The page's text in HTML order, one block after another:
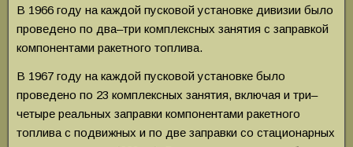
В 1966 году на каждой пусковой установке дивизии было
проведено по два–три комплексных занятия с заправкой
компонентами ракетного топлива.
В 1967 году на каждой пусковой установке было
проведено по 23 комплексных занятия, включая и три–
четыре реальных заправки компонентами ракетного
топлива с подвижных и по две заправки со стационарных